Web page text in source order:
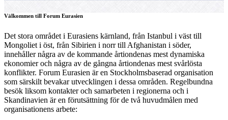
Välkommen till Forum Eurasien
Det stora området i Eurasiens kärnland, från Istanbul i väst till
Mongoliet i öst, från Sibirien i norr till Afghanistan i söder,
innehåller några av de kommande årtiondenas mest dynamiska
ekonomier och några av de gångna årtiondenas mest svårlösta
konflikter. Forum Eurasien är en Stockholmsbaserad organisation
som särskilt bevakar utvecklingen i dessa områden. Regelbundna
besök liksom kontakter och samarbeten i regionerna och i
Skandinavien är en förutsättning för de två huvudmålen med
organisationens arbete: